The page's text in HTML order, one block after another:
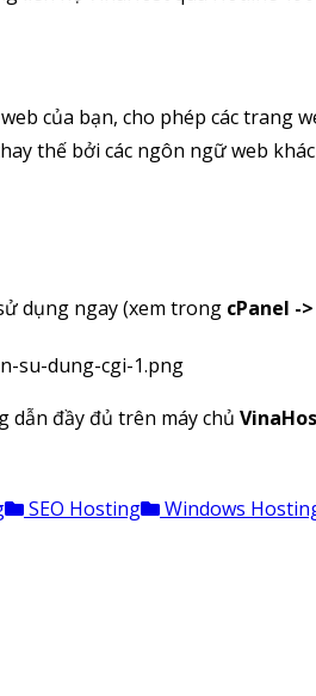
của bạn, cho phép các trang
thế bởi các ngôn ngữ web
dụng ngay (xem trong cPanel -
dẫn đầy đủ trên máy chủ
SEO Hosting Windows